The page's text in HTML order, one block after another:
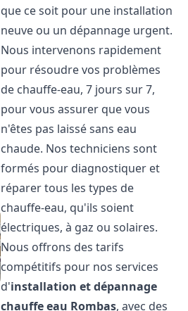
que ce soit pour une installation
neuve ou un dépannage urgent.
Nous intervenons rapidement
pour résoudre vos problèmes
de chauffe-eau, 7 jours sur 7,
pour vous assurer que vous
n'êtes pas laissé sans eau
chaude. Nos techniciens sont
formés pour diagnostiquer et
réparer tous les types de
chauffe-eau, qu'ils soient
électriques, à gaz ou solaires.
Nous offrons des tarifs
compétitifs pour nos services
d'installation et dépannage
chauffe eau Rombas, avec des